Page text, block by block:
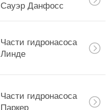
Сауэр Данфосс
Части гидронасоса
Линде
Части гидронасоса
Паркер